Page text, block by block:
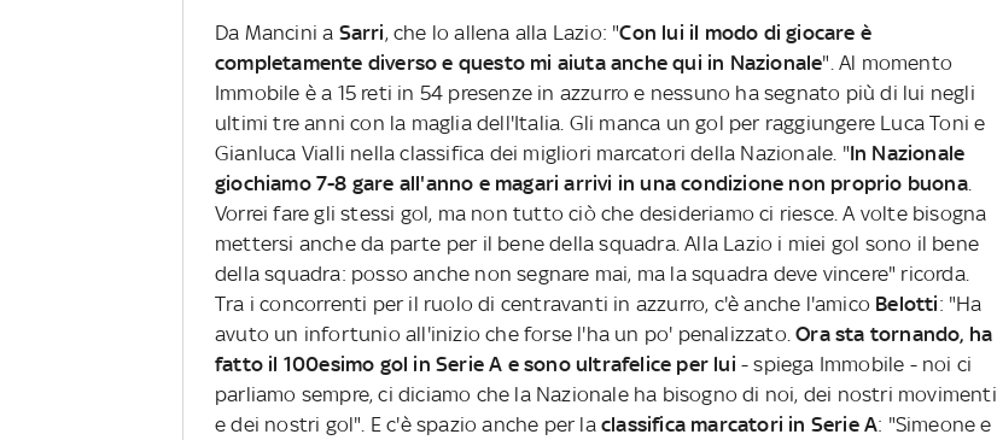
Da Mancini a Sarri, che lo allena alla Lazio: "Con lui il modo di giocare è
completamente diverso e questo mi aiuta anche qui in Nazionale". Al momento
Immobile è a 15 reti in 54 presenze in azzurro e nessuno ha segnato più di lui negli
ultimi tre anni con la maglia dell'Italia. Gli manca un gol per raggiungere Luca Toni e
Gianluca Vialli nella classifica dei migliori marcatori della Nazionale. "In Nazionale
giochiamo 7-8 gare all'anno e magari arrivi in una condizione non proprio buona.
Vorrei fare gli stessi gol, ma non tutto ciò che desideriamo ci riesce. A volte bisogna
mettersi anche da parte per il bene della squadra. Alla Lazio i miei gol sono il bene
della squadra: posso anche non segnare mai, ma la squadra deve vincere" ricorda.
Tra i concorrenti per il ruolo di centravanti in azzurro, c'è anche l'amico Belotti: "Ha
avuto un infortunio all'inizio che forse l'ha un po' penalizzato.Ora sta tornando, ha
fatto il 100esimo gol in Serie A e sono ultrafelice per lui - spiega Immobile - noi ci
parliamo sempre, ci diciamo che la Nazionale ha bisogno di noi, dei nostri movimenti
e dei nostri gol". E c'è spazio anche per la classifica marcatori in Serie A: "Simeone e